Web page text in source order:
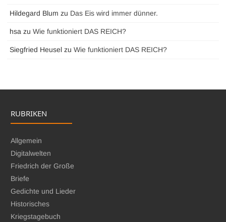
Hildegard Blum zu Das Eis wird immer dünner.
hsa zu Wie funktioniert DAS REICH?
Siegfried Heusel zu Wie funktioniert DAS REICH?
RUBRIKEN
Allgemein
Digitalwelten
Friedrich der Große
Briefe
Gedichte und Lieder
Historisches
Kriegstagebuch